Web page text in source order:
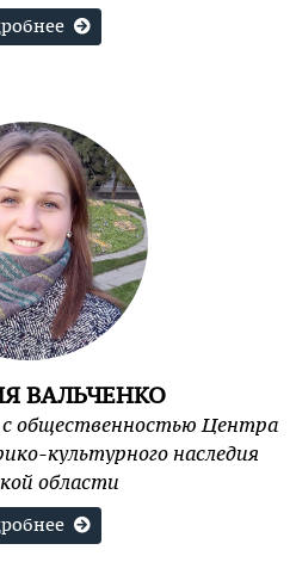
ВАЛЬЧЕНКО
общественностью Центра
культурного наследия
области